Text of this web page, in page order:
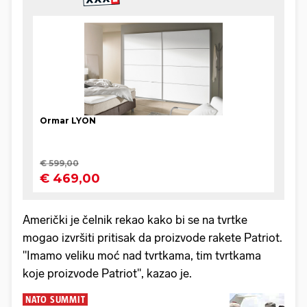
Američki je čelnik rekao kako bi se na tvrtke
mogao izvršiti pritisak da proizvode rakete Patriot.
"Imamo veliku moć nad tvrtkama, tim tvrtkama
koje proizvode Patriot", kazao je.
NATO SUMMIT